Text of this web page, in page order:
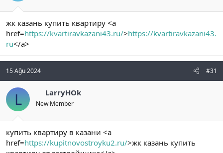
жк казань купить квартиру <a
href=https://kvartiravkazani43.ru/>https://kvartiravkazani43.
ru</a>
15 Ağu 2024 #31
L LarryHOk
New Member
купить квартиру в казани <a
href=https://kupitnovostroyku2.ru/>жк казань купить